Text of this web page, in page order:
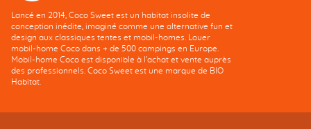
Lancé en 2014, Coco Sweet est un habitat insolite de
conception inédite, imaginé comme une alternative fun et
design aux classiques tentes et mobil-homes. Louer
mobil-home Coco dans + de 500 campings en Europe.
Mobil-home Coco est disponible à l'achat et vente auprès
des professionnels. Coco Sweet est une marque de BIO
Habitat.